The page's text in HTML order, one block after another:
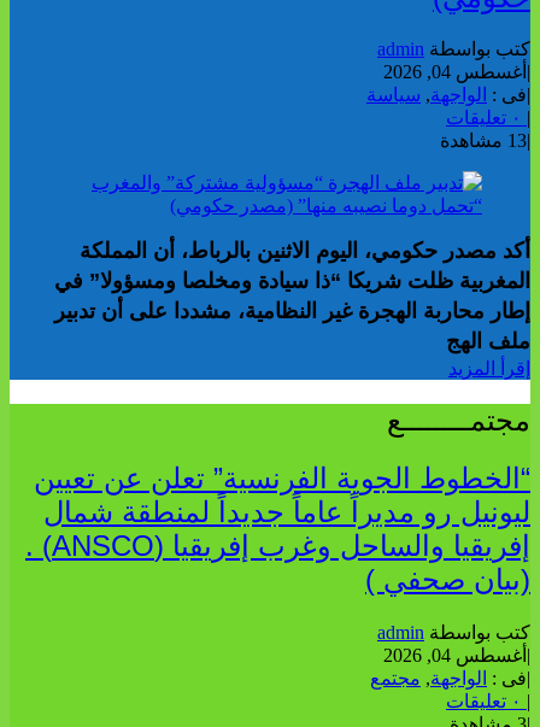
بواسطةadmin
أغسطس 04, 2026
فى : الواجهة,سياسة
13 مشاهدة
مصدر حكومي، اليوم الاثنين بالرباط، أن المملكة
ظلت شريكا “ذا سيادة ومخلصا ومسؤولا” في
محاربة الهجرة غير النظامية، مشددا على أن تدبير
الهج
المزيد
الجوية الفرنسية” تعلن عن تعيين
رو مديراً عاماً جديداً لمنطقة شمال
إفريقيا والساحل وغرب إفريقيا (ANSCO) .
صحفي )
بواسطةadmin
أغسطس 04, 2026
فى : الواجهة,مجتمع